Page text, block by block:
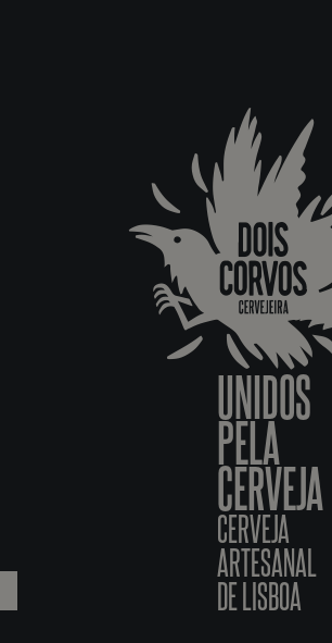
UNIDOS
PELA
CERVEJA
CERVEJA
ARTESANAL
DE LISBOA